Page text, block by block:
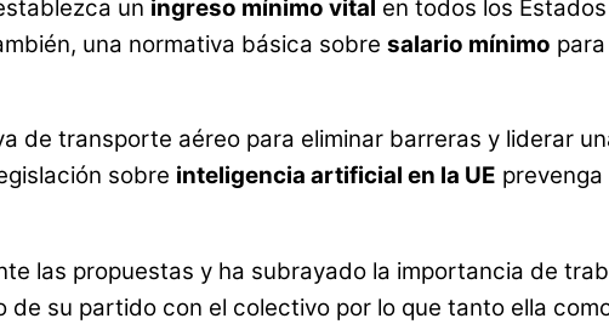
un ingreso mínimo vital en todos los
una normativa básica sobre salario mínimo
de transporte aéreo para eliminar barreras y liderar
sobre inteligencia artificial en la UE
las propuestas y ha subrayado la importancia de
de su partido con el colectivo por lo que tanto ella